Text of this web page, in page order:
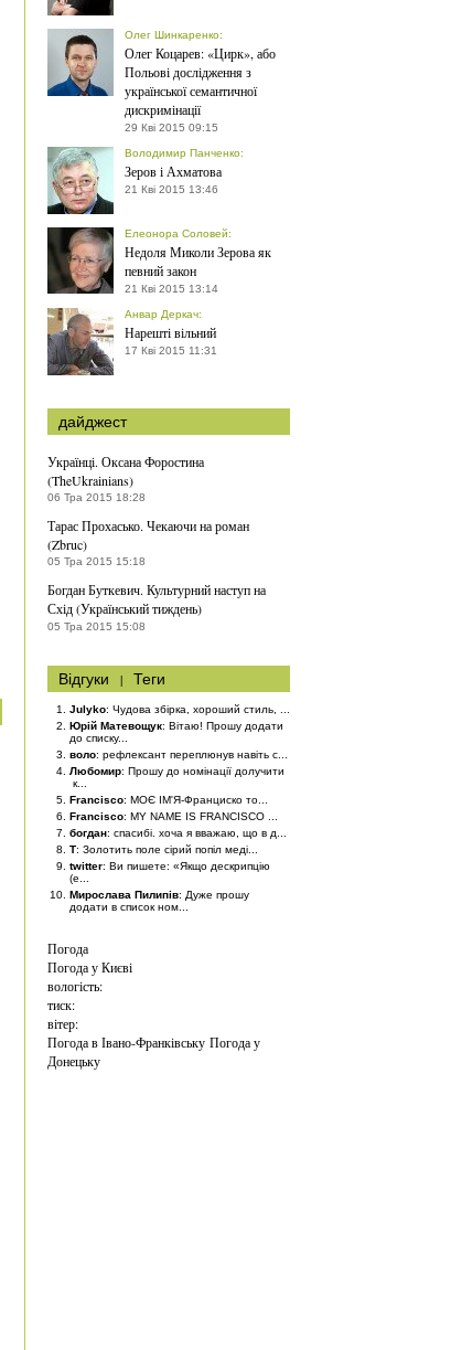
Олег Шинкаренко:
Олег Коцарев: «Цирк», або
Польові дослідження з
української семантичної
дискримінації
29 Кві 2015 09:15
Володимир Панченко:
Зеров і Ахматова
21 Кві 2015 13:46
Елеонора Соловей:
Недоля Миколи Зерова як
певний закон
21 Кві 2015 13:14
Анвар Деркач:
Нарешті вільний
17 Кві 2015 11:31
дайджест
Українці. Оксана Форостина
(TheUkrainians)
06 Тра 2015 18:28
Тарас Прохасько. Чекаючи на роман
(Zbruc)
05 Тра 2015 15:18
Богдан Буткевич. Культурний наступ на
Схід (Український тиждень)
05 Тра 2015 15:08
Відгуки | Теги
Julyko: Чудова збірка, хороший стиль, ...
Юрій Матевощук: Вітаю! Прошу додати
до списку...
воло: рефлексант переплюнув навіть с...
Любомир: Прошу до номінації долучити
к...
Francisco: МОЄ ІМ'Я-Франциско то...
Francisco: MY NAME IS FRANCISCO ...
богдан: спасибі. хоча я вважаю, що в д...
T: Золотить поле сірий попіл меді...
twitter: Ви пишете: «Якщо дескрипцію
(е...
Мирослава Пилипів: Дуже прошу
додати в список ном...
Погода
Погода уКиєві
вологість:
тиск:
вітер:
Погода в Івано-Франківську Погода у
Донецьку